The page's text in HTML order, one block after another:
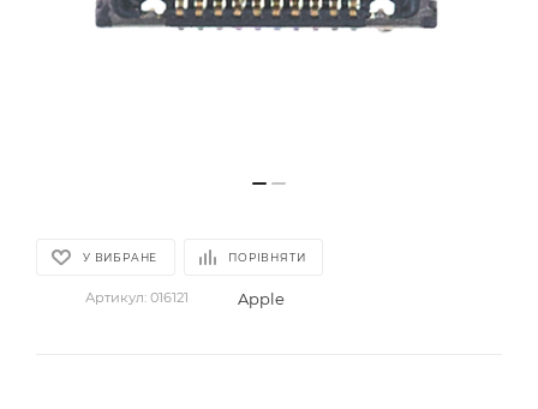
У ВИБРАНЕ ПОРІВНЯТИ
Артикул: 016121 Apple